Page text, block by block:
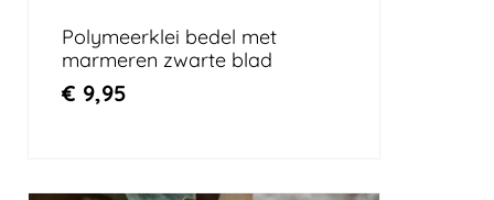
Polymeerklei bedel met
marmeren zwarte blad
€ 9,95